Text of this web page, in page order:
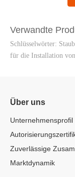
Verwandte
Schlüsselwörter:
für die Installation
Über uns
Unternehmensprofil
Zuverlässige
Marktdynamik